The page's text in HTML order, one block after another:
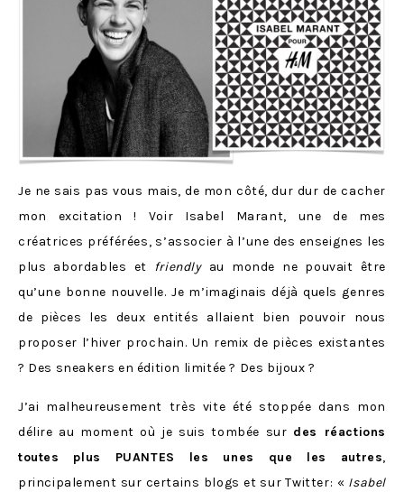
Je ne sais pas vous mais, de mon côté, dur dur de cacher
mon excitation ! Voir Isabel Marant, une de mes
créatrices préférées, s’associer à l’une des enseignes les
plus abordables et friendlyau monde ne pouvait être
qu’une bonne nouvelle. Je m’imaginais déjà quels genres
de pièces les deux entités allaient bien pouvoir nous
proposer l’hiver prochain. Un remix de pièces existantes
? Des sneakers en édition limitée ? Des bijoux ?
J’ai malheureusement très vite été stoppée dans mon
délire au moment où je suis tombée sur des réactions
toutes plus PUANTES les unes que les autres,
principalement sur certains blogs et sur Twitter: « Isabel